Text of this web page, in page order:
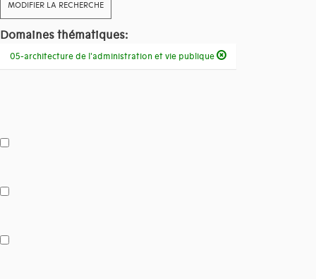
MODIFIER LA RECHERCHE
Domaines thématiques:
05-architecture de l'administration et vie publique